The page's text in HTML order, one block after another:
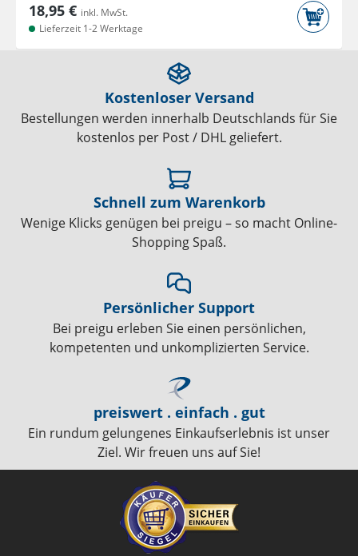
18,95 € inkl. MwSt.
Lieferzeit 1-2 Werktage
Kostenloser Versand
Bestellungen werden innerhalb Deutschlands für Sie
kostenlos per Post / DHL geliefert.
Schnell zum Warenkorb
Wenige Klicks genügen bei preigu – so macht Online-
Shopping Spaß.
Persönlicher Support
Bei preigu erleben Sie einen persönlichen,
kompetenten und unkomplizierten Service.
preiswert . einfach . gut
Ein rundum gelungenes Einkaufserlebnis ist unser
Ziel. Wir freuen uns auf Sie!